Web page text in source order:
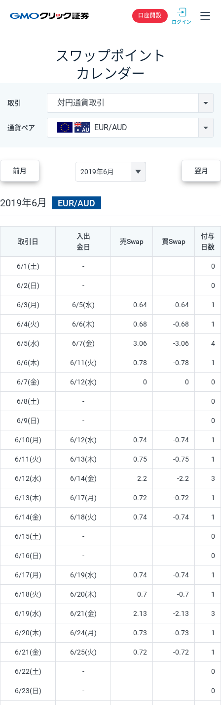
GMOクリック
口座開設
スワップポイント
カレンダー
取引 対円通貨取引
通貨ペア EUR/AUD
前月 翌月
2019年6月 EUR/AUD
取引日
入出
金日
売Swap 買Swap
付与
日数
6/1(土) - 0
6/2(日) - 0
6/3(月) 6/5(水) 0.64 -0.64 1
6/4(火) 6/6(木) 0.68 -0.68 1
6/5(水) 6/7(金) 3.06 -3.06 4
6/6(木) 6/11(火) 0.78 -0.78 1
6/7(金) 6/12(水) 0 0 0
6/8(土) - 0
6/9(日) - 0
6/10(月) 6/12(水) 0.74 -0.74 1
6/11(火) 6/13(木) 0.75 -0.75 1
6/12(水) 6/14(金) 2.2 -2.2 3
6/13(木) 6/17(月) 0.72 -0.72 1
6/14(金) 6/18(火) 0.74 -0.74 1
6/15(土) - 0
6/16(日) - 0
6/17(月) 6/19(水) 0.74 -0.74 1
6/18(火) 6/20(木) 0.7 -0.7 1
6/19(水) 6/21(金) 2.13 -2.13 3
6/20(木) 6/24(月) 0.73 -0.73 1
6/21(金) 6/25(火) 0.72 -0.72 1
6/22(土) - 0
6/23(日) - 0